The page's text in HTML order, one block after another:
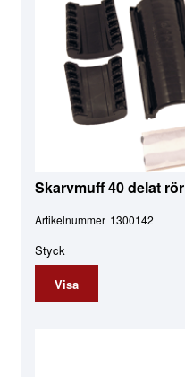
Skarvmuff 40 delat rör
Artikelnummer 1300142
Styck
Visa